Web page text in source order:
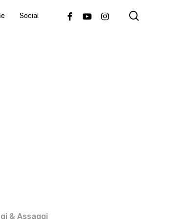
Social FacebookYoutubeInstagram
& Assaggi